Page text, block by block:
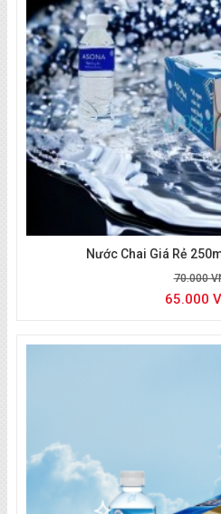
Liên hệ đặt nước:0933 494 804
Liên Hệ ​đặt Nước: 0933
Nước Chai Giá Rẻ
70.000
65.000